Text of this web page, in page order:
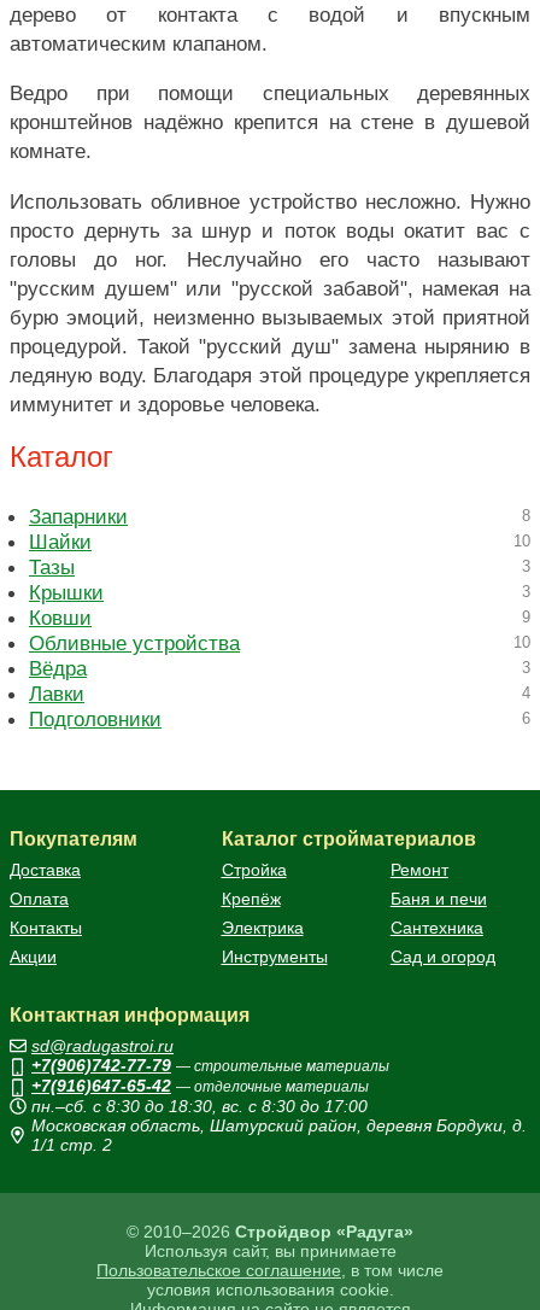
дерево от контакта с водой и впускным
автоматическим клапаном.
Ведро при помощи специальных деревянных
кронштейнов надёжно крепится на стене в душевой
комнате.
Использовать обливное устройство несложно. Нужно
просто дернуть за шнур и поток воды окатит вас с
головы до ног. Неслучайно его часто называют
"русским душем" или "русской забавой", намекая на
бурю эмоций, неизменно вызываемых этой приятной
процедурой. Такой "русский душ" замена нырянию в
ледяную воду. Благодаря этой процедуре укрепляется
иммунитет и здоровье человека.
Каталог
Запарники 8
Шайки 10
Тазы 3
Крышки 3
Ковши 9
Обливные устройства 10
Вёдра 3
Лавки 4
Подголовники 6
© 2010–2026 Стройдвор «Радуга»
Используя сайт, вы принимаете
Пользовательское соглашение , в том числе
условия использования cookie.
Покупателям
Доставка
Оплата
Контакты
Акции
Каталог стройматериалов
Стройка
Ремонт
Крепёж
Баня и печи
Электрика
Сантехника
Инструменты
Сад и огород
Контактная информация
sd@radugastroi.ru
+7(906)742-77-79 — строительные материалы
+7(916)647-65-42 — отделочные материалы
пн.–сб. с 8:30 до 18:30, вс. с 8:30 до 17:00
Московская область, Шатурский район, деревня Бордуки, д.
1/1 стр. 2